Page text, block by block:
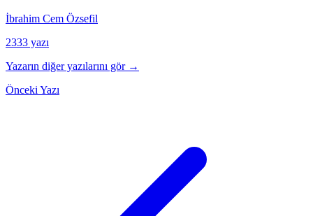
İbrahim Cem Özsefil
2333 yazı
Yazarın diğer yazılarını gör →
Önceki Yazı